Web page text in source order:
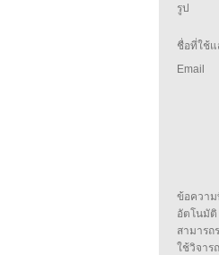
รูป
ชื่อที่ใช้แ
Email
ข้อควา
อัตโนมั
สามารถ
ใช้วิจา